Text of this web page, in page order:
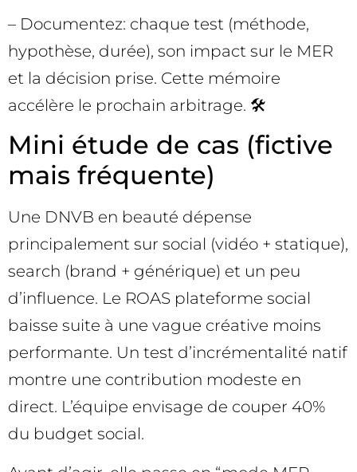
– Documentez: chaque test (méthode,
hypothèse, durée), son impact sur le MER
et la décision prise. Cette mémoire
accélère le prochain arbitrage. 🛠️
Mini étude de cas (fictive
mais fréquente)
Une DNVB en beauté dépense
principalement sur social (vidéo + statique),
search (brand + générique) et un peu
d’influence. Le ROAS plateforme social
baisse suite à une vague créative moins
performante. Un test d’incrémentalité natif
montre une contribution modeste en
direct. L’équipe envisage de couper 40%
du budget social.